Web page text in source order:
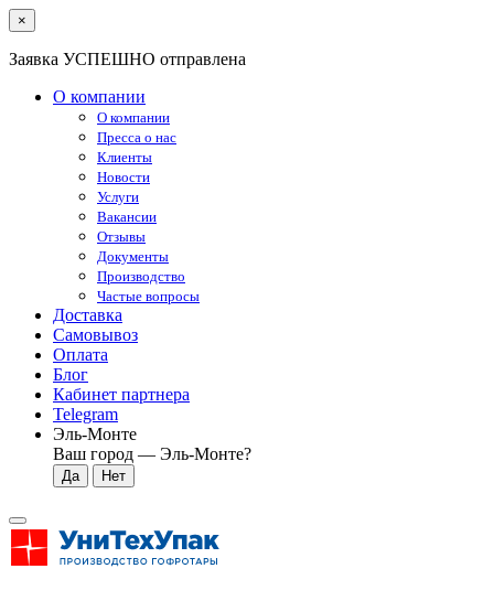
×
Заявка УСПЕШНО отправлена
О компании
О компании
Пресса о нас
Клиенты
Новости
Услуги
Вакансии
Отзывы
Документы
Производство
Частые вопросы
Доставка
Самовывоз
Оплата
Блог
Кабинет партнера
Telegram
Эль-Монте
Ваш город — Эль-Монте?